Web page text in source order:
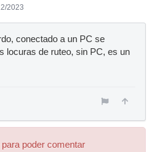
2023
conectado a un PC se
locuras de ruteo, sin PC, es un
para poder comentar